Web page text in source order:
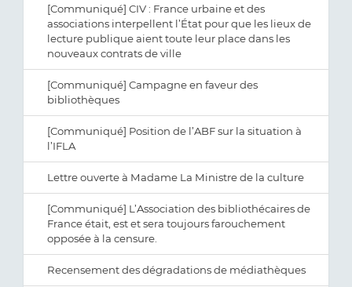
[Communiqué] CIV : France urbaine et des
associations interpellent l’État pour que les lieux de
lecture publique aient toute leur place dans les
nouveaux contrats de ville
[Communiqué] Campagne en faveur des
bibliothèques
[Communiqué] Position de l’ABF sur la situation à
l’IFLA
Lettre ouverte à Madame La Ministre de la culture
[Communiqué] L’Association des bibliothécaires de
France était, est et sera toujours farouchement
opposée à la censure.
Recensement des dégradations de médiathèques